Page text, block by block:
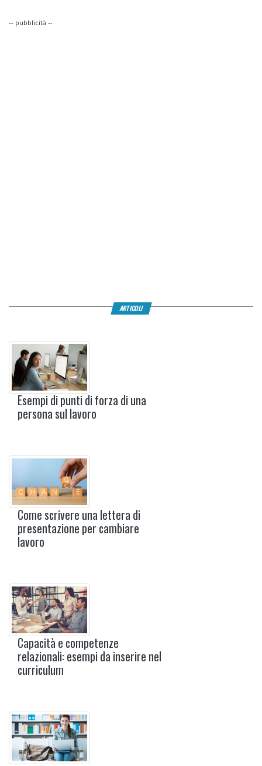
-- pubblicità --
ARTICOLI
Esempi di punti di forza di una
persona sul lavoro
Come scrivere una lettera di
presentazione per cambiare
lavoro
Capacità e competenze
relazionali: esempi da inserire nel
curriculum